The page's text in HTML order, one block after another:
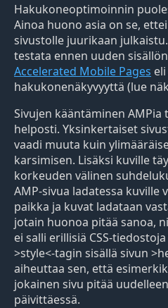
Hakukoneoptimoinnin
Ainoa huono asia on se,
sivustolle juurikaan
testata ennen uuden
Accelerated Mobile Pages
hakukonenäkyvyyttä (lue
Sivujen kääntäminen
helposti. Yksinkertaiset
vaadi muuta kuin
karsimisen. Lisäksi kuville
korkeuden välinen
AMP-sivua ladatessa kuville
paikka ja kuvat ladataan
jotain huonoa pitää sanoa,
ei salli erillisiä CSS-
>style<-tagin sisällä sivun
aiheuttaa sen, että
jokainen sivu pitää
päivittäessä.